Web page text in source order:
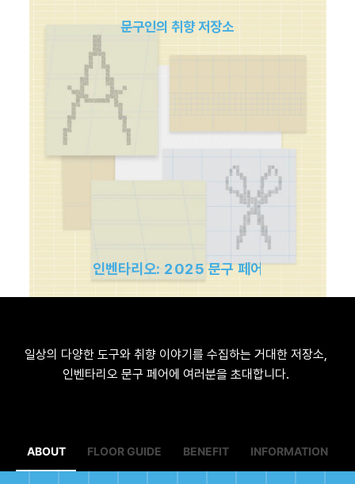
문구인의 취향 저장소
인벤타리오: 2025 문구 페어
일상의 다양한 도구와 취향 이야기를 수집하는 거대한 저장소,
인벤타리오 문구 페어에 여러분을 초대합니다.
ABOUT FLOOR GUIDE BENEFIT INFORMATION